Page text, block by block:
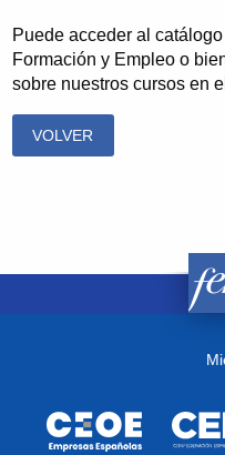
Puede acceder al
Formación y Empleo o
sobre nuestros cursos en
VOLVER